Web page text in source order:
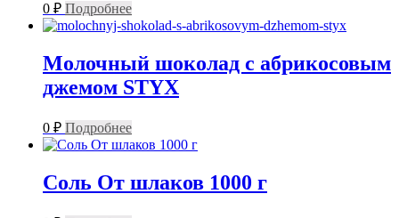
0 ₽ Подробнее
Молочный шоколад с абрикосовым
джемом STYX
0 ₽ Подробнее
Соль От шлаков 1000 г